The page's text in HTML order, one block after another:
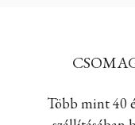
Több mint 40